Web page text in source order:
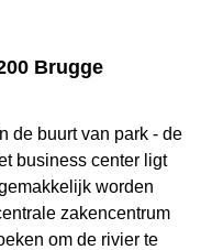
Brugge
de buurt van park - de
business center ligt
worden
zakencentrum
om de rivier te